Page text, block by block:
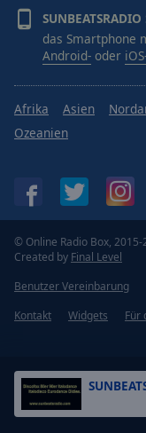
SUNBEATSRADIO
das Smartphone
Android- oder
Afrika Asien
Ozeanien
© Online Radio Box, 2015-
Created by Final Level
Benutzer Vereinbarung
Kontakt
Widgets Für